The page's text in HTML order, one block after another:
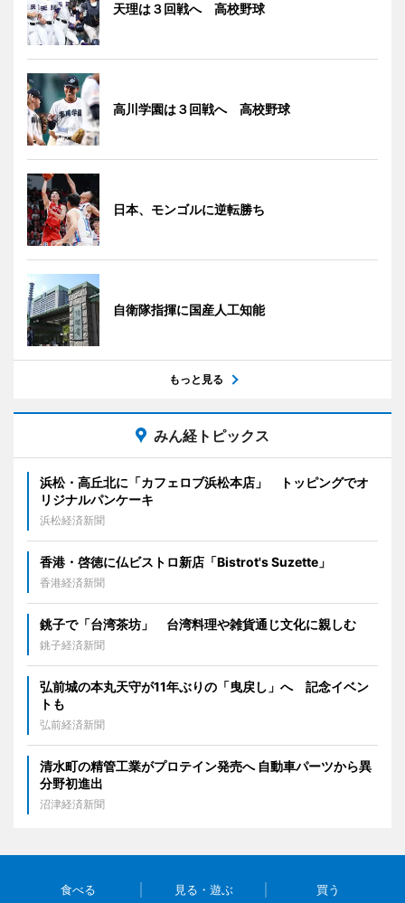
天理は３回戦へ 高校野球
高川学園は３回戦へ 高校野球
日本、モンゴルに逆転勝ち
自衛隊指揮に国産人工知能
もっと見る
みん経トピックス
浜松・高丘北に「カフェロブ浜松本店」 トッピングでオ
リジナルパンケーキ
浜松経済新聞
香港・啓徳に仏ビストロ新店「Bistrot's Suzette」
香港経済新聞
銚子で「台湾茶坊」 台湾料理や雑貨通じ文化に親しむ
銚子経済新聞
弘前城の本丸天守が11年ぶりの「曳戻し」へ 記念イベン
トも
弘前経済新聞
清水町の精管工業がプロテイン発売へ 自動車パーツから異
分野初進出
沼津経済新聞
食べる 見る・遊ぶ 買う